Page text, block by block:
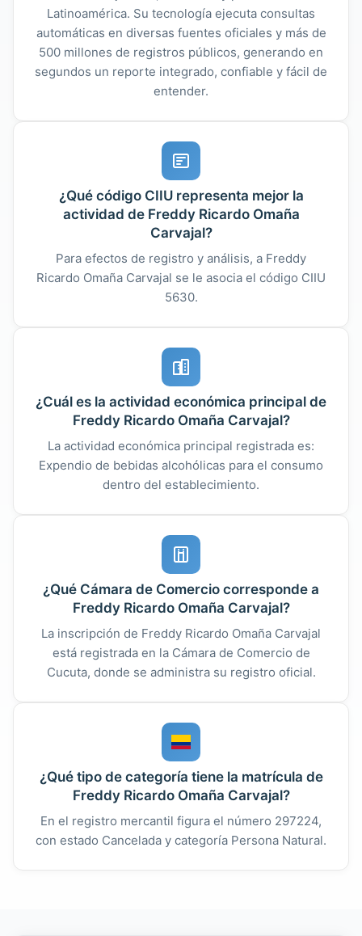
Latinoamérica. Su tecnología ejecuta consultas
automáticas en diversas fuentes oficiales y más de
500 millones de registros públicos, generando en
segundos un reporte integrado, confiable y fácil de
entender.
¿Qué código CIIU representa mejor la
actividad de Freddy Ricardo Omaña
Carvajal?
Para efectos de registro y análisis, a Freddy
Ricardo Omaña Carvajal se le asocia el código CIIU
5630.
¿Cuál es la actividad económica principal de
Freddy Ricardo Omaña Carvajal?
La actividad económica principal registrada es:
Expendio de bebidas alcohólicas para el consumo
dentro del establecimiento.
¿Qué Cámara de Comercio corresponde a
Freddy Ricardo Omaña Carvajal?
La inscripción de Freddy Ricardo Omaña Carvajal
está registrada en la Cámara de Comercio de
Cucuta, donde se administra su registro oficial.
¿Qué tipo de categoría tiene la matrícula de
Freddy Ricardo Omaña Carvajal?
En el registro mercantil figura el número 297224,
con estado Cancelada y categoría Persona Natural.